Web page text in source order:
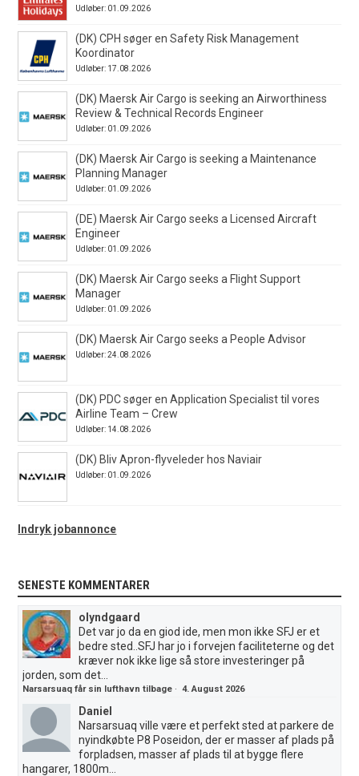
Udløber: 01.09.2026
(DK) CPH søger en Safety Risk Management
Koordinator
Udløber: 17.08.2026
(DK) Maersk Air Cargo is seeking an Airworthiness
Review & Technical Records Engineer
Udløber: 01.09.2026
(DK) Maersk Air Cargo is seeking a Maintenance
Planning Manager
Udløber: 01.09.2026
(DE) Maersk Air Cargo seeks a Licensed Aircraft
Engineer
Udløber: 01.09.2026
(DK) Maersk Air Cargo seeks a Flight Support
Manager
Udløber: 01.09.2026
(DK) Maersk Air Cargo seeks a People Advisor
Udløber: 24.08.2026
(DK) PDC søger en Application Specialist til vores
Airline Team – Crew
Udløber: 14.08.2026
(DK) Bliv Apron-flyveleder hos Naviair
Udløber: 01.09.2026
Indryk jobannonce
SENESTE KOMMENTARER
olyndgaard
Det var jo da en giod ide, men mon ikke SFJ er et
bedre sted..SFJ har jo i forvejen faciliteterne og det
kræver nok ikke lige så store investeringer på
jorden, som det...
Narsarsuaq får sin lufthavn tilbage ·4. August 2026
Daniel
Narsarsuaq ville være et perfekt sted at parkere de
nyindkøbte P8 Poseidon, der er masser af plads på
forpladsen, masser af plads til at bygge flere
hangarer, 1800m...